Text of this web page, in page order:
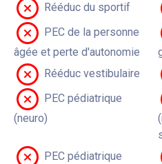
Rééduc du sportif
PEC de la personne
âgée et perte d'autonomie
Rééduc vestibulaire
PEC pédiatrique
(neuro)
PEC pédiatrique